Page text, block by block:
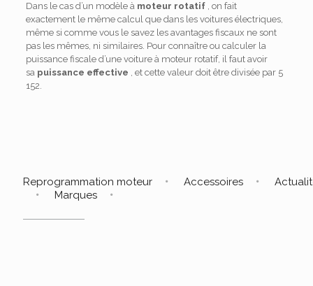
Dans le cas d’un modèle à moteur rotatif, on fait
exactement le même calcul que dans les voitures électriques,
même si comme vous le savez les avantages fiscaux ne sont
pas les mêmes, ni similaires. Pour connaître ou calculer la
puissance fiscale d’une voiture à moteur rotatif, il faut avoir
sa puissance effective , et cette valeur doit être divisée par 5
152.
Reprogrammation moteur Accessoires
Marques